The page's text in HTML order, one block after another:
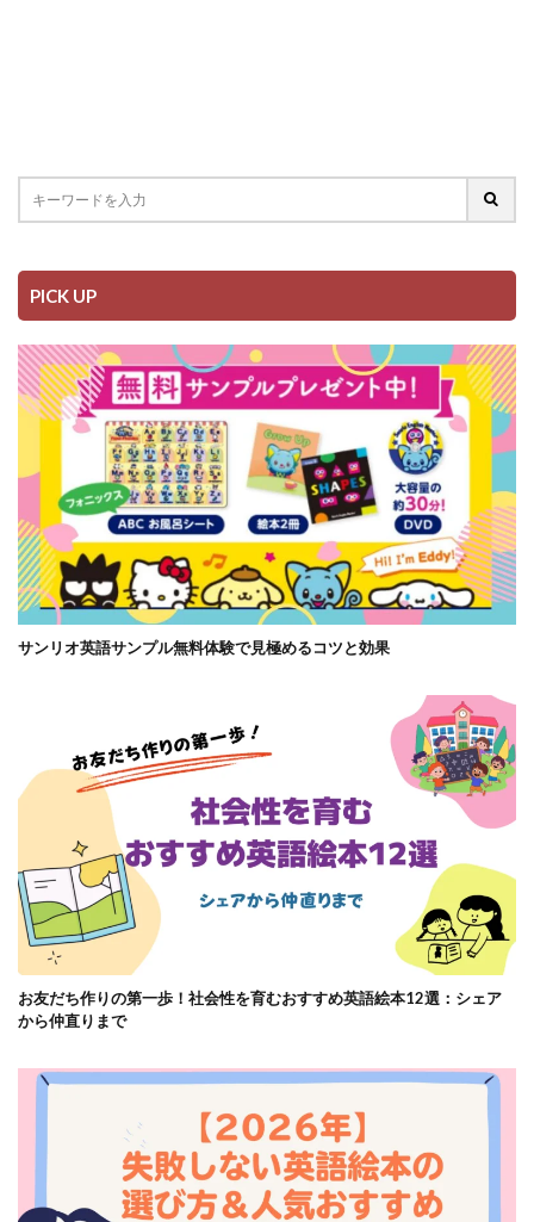
PICK UP
サンリオ英語サンプル無料体験で見極めるコツと効果
お友だち作りの第一歩！社会性を育むおすすめ英語絵本12選：シェア
から仲直りまで